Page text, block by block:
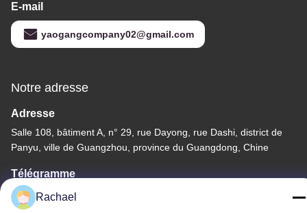
E-mail
yaogangcompany02@gmail.com
Notre adresse
Adresse
Salle 108, bâtiment A, n° 29, rue Dayong, rue Dashi, district de
Panyu, ville de Guangzhou, province du Guangdong, Chine
Télégramme
0086-15112103717
Rachael